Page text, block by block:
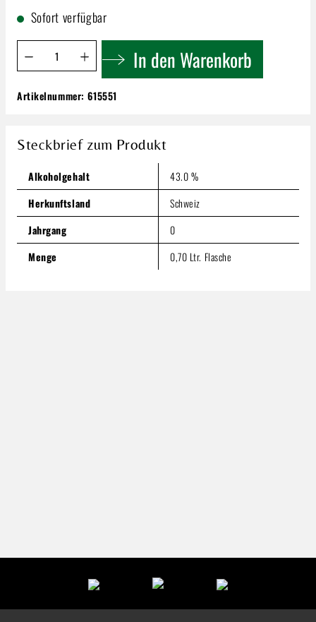
Sofort verfügbar
Produkt Anzahl: Gib den gewünschten Wert ein oder
In den Warenkorb
Morand Williamine 43% 0,7l
Inhalt:0.7 Liter (72,41 € / 1 Liter)
Produkt Anzahl: Gib den gewünschten Wert ein oder
In den Warenkorb
Artikelnummer:615551
Steckbrief zum Produkt
Alkoholgehalt
43.0 %
Herkunftsland
Schweiz
Jahrgang
0
Menge
0,70 Ltr. Flasche